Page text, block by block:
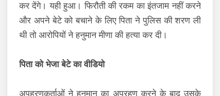
कर देंगे। यही हुआ। फिरौती की रकम का इंतजाम नहीं करने
और अपने बेटे को बचाने के लिए पिता ने पुलिस की शरण ली
थी तो आरोपियों ने हनुमान मीणा की हत्या कर दी।
पिता को भेजा बेटे का वीडियो
अपहरणकर्ताओं ने हनुमान का अपरहण करने के बाद उसके